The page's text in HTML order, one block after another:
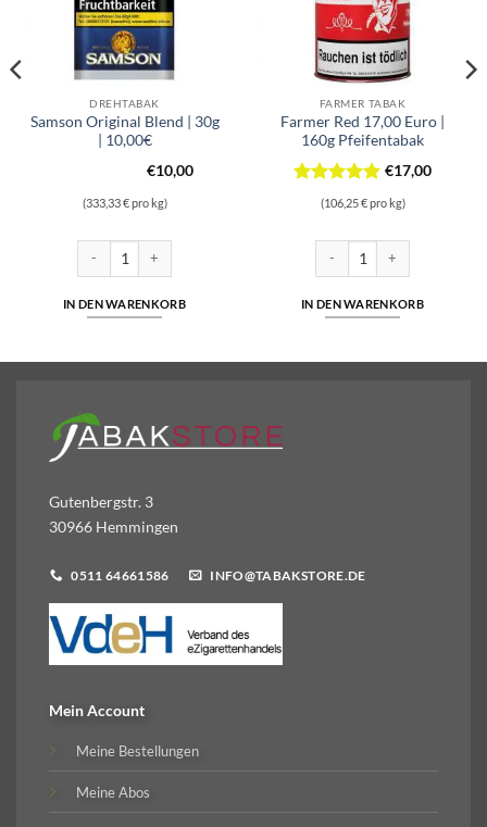
DREHTABAK
Samson Original Blend | 30g
| 10,00€
€10,00
(333,33 € pro kg)
IN DEN WARENKORB
FARMER TABAK
Farmer Red 17,00 Euro |
160g Pfeifentabak
Bewertet
mit
von
€17,00
(106,25 € pro kg)
IN DEN WARENKORB
Gutenbergstr. 3
30966 Hemmingen
0511 64661586 INFO@TABAKSTORE.DE
Mein Account
Meine Bestellungen
Meine Abos